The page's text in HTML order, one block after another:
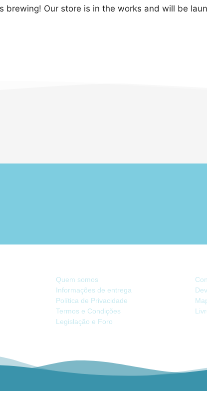
brewing! Our store is in the works and will be
Quem somos
Informações de entrega
Política de Privacidade
Termos e Condições
Legislação e Foro